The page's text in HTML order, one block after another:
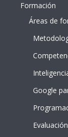
Formación
Áreas de
Google